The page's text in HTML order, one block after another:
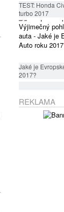
TEST: Honda
turbo 2017
Jaké je
2017?
REKLAMA